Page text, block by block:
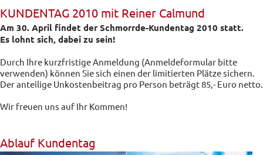
KUNDENTAG 2010 mit Reiner Calmund
Am 30. April findet der Schmorrde-Kundentag 2010 statt.
Es lohnt sich, dabei zu sein!
Durch Ihre kurzfristige Anmeldung (Anmeldeformular bitte
verwenden) können Sie sich einen der limitierten Plätze sichern.
Der anteilige Unkostenbeitrag pro Person beträgt 85,- Euro netto.
Wir freuen uns auf Ihr Kommen!
Ablauf Kundentag